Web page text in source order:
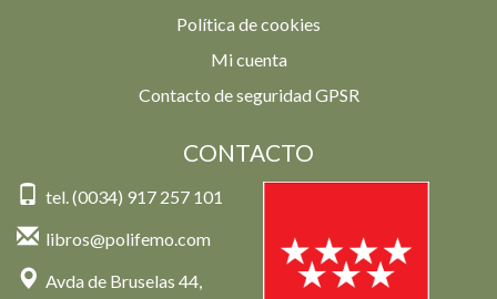
Política de cookies
Mi cuenta
Contacto de seguridad GPSR
CONTACTO
tel. (0034) 917 257 101
libros@polifemo.com
Avda de Bruselas 44,